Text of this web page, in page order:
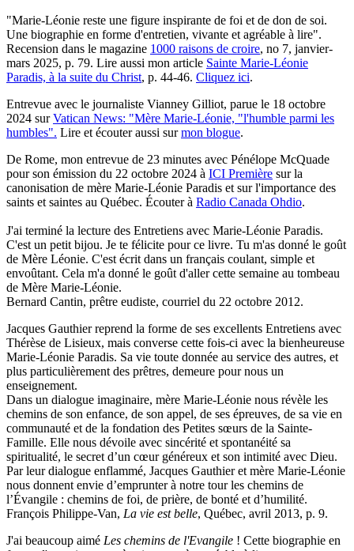
"Marie-Léonie reste une figure inspirante de foi et de don de soi.
Une biographie en forme d'entretien, vivante et agréable à lire".
Recension dans le magazine 1000 raisons de croire, no 7, janvier-
mars 2025, p. 79. Lire aussi mon article Sainte Marie-Léonie
Paradis, à la suite du Christ, p. 44-46. Cliquez ici.
Entrevue avec le journaliste Vianney Gilliot, parue le 18 octobre
2024 surVatican News: "Mère Marie-Léonie, "l'humble parmi les
humbles". Lire et écouter aussi surmon blogue.
De Rome, mon entrevue de 23 minutes avec Pénélope McQuade
pour son émission du 22 octobre 2024 à ICI Première sur la
canonisation de mère Marie-Léonie Paradis et sur l'importance des
saints et saintes au Québec. Écouter à Radio Canada Ohdio.
J'ai terminé la lecture des Entretiens avec Marie-Léonie Paradis.
C'est un petit bijou. Je te félicite pour ce livre. Tu m'as donné le goût
de Mère Léonie. C'est écrit dans un français coulant, simple et
envoûtant. Cela m'a donné le goût d'aller cette semaine au tombeau
de Mère Marie-Léonie.
Bernard Cantin, prêtre eudiste, courriel du 22 octobre 2012.
Jacques Gauthier reprend la forme de ses excellents Entretiens avec
Thérèse de Lisieux, mais converse cette fois-ci avec la bienheureuse
Marie-Léonie Paradis. Sa vie toute donnée au service des autres, et
plus particulièrement des prêtres, demeure pour nous un
enseignement.
Dans un dialogue imaginaire, mère Marie-Léonie nous révèle les
chemins de son enfance, de son appel, de ses épreuves, de sa vie en
communauté et de la fondation des Petites sœurs de la Sainte-
Famille. Elle nous dévoile avec sincérité et spontanéité sa
spiritualité, le secret d’un cœur généreux et son intimité avec Dieu.
Par leur dialogue enflammé, Jacques Gauthier et mère Marie-Léonie
nous donnent envie d’emprunter à notre tour les chemins de
l’Évangile : chemins de foi, de prière, de bonté et d’humilité.
François Philippe-Van, La vie est belle, Québec, avril 2013, p. 9.
J'ai beaucoup aimé Les chemins de l'Evangile ! Cette biographie en